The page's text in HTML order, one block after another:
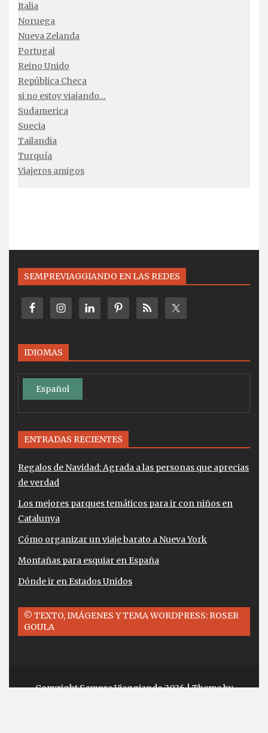
Italia
Noruega
Nueva Zelanda
Portugal
Reino Unido
República Checa
si no estoy viajando…
Sudamerica
Suecia
Tailandia
Turquía
Viajeros amigos
SEMPREVIAGGIANDO EN LAS REDES
IDIOMAS
Español
ENTRADAS RECIENTES
Regalos de Navidad: Agrada a las personas que aprecias
de verdad
Los mejores parques temáticos para ir con niños en
Catalunya
Cómo organizar un viaje barato a Nueva York
Montañas para esquiar en España
Dónde ir en Estados Unidos
© TEXTO, IMÁGENES Y TEMA WORDPRESS: ROSER
GOULA
Copyright Sempre Viaggiando 2026| Theme by